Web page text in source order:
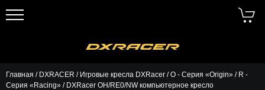
Главная / DXRACER / Игровые кресла DXRacer /O - Серия «Origin» / R -
Серия «Racing» / DXRacer OH/RE0/NW компьютерное кресло